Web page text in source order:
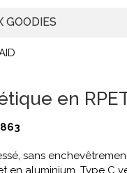
GOODIES
en
sans
en aluminium. Type C